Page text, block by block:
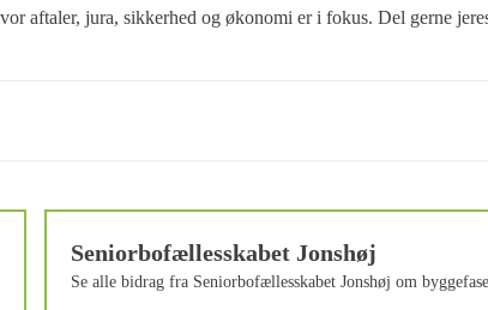
aftaler, jura, sikkerhed og økonomi er i fokus. Del gerne
Seniorbofællesskabet Jonshøj
Se alle bidrag fra Seniorbofællesskabet Jonshøj om